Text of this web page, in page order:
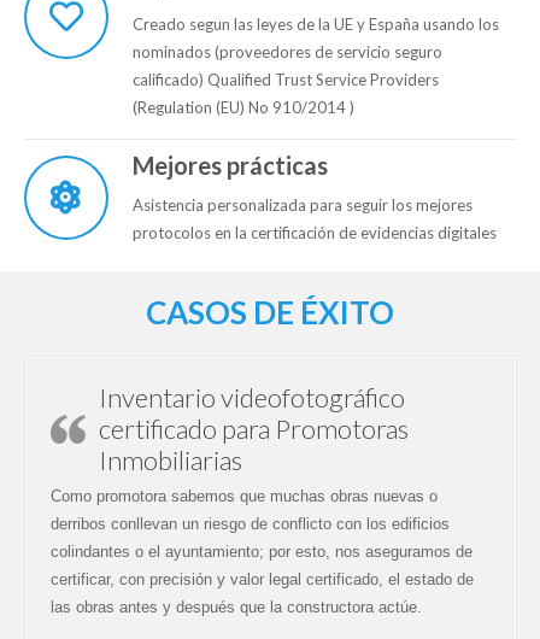
Creado segun las leyes de la UE y España usando los
nominados (proveedores de servicio seguro
calificado) Qualified Trust Service Providers
(Regulation (EU) No 910/2014 )
Mejores prácticas
Asistencia personalizada para seguir los mejores
protocolos en la certificación de evidencias digitales
CASOS DE ÉXITO
Inventario videofotográfico
certificado para Promotoras
Inmobiliarias
Como promotora sabemos que muchas obras nuevas o
derribos conllevan un riesgo de conflicto con los edificios
colindantes o el ayuntamiento; por esto, nos aseguramos de
certificar, con precisión y valor legal certificado, el estado de
las obras antes y después que la constructora actúe.